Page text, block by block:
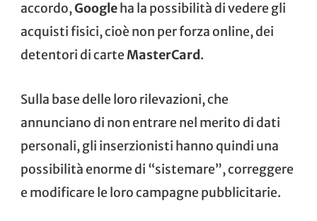
accordo,Googleha la possibilità di vedere gli
acquisti fisici, cioè non per forza online, dei
detentori di carteMasterCard.
Sulla base delle loro rilevazioni, che
annunciano di non entrare nel merito di dati
personali, gli inserzionisti hanno quindi una
possibilità enorme di “sistemare”, correggere
e modificare le loro campagne pubblicitarie.